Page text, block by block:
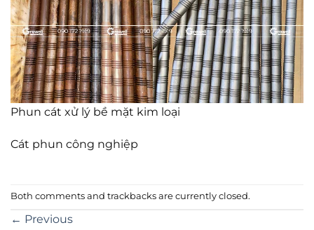
Phun cát xử lý bề mặt kim loại
Cát phun công nghiệp
Both comments and trackbacks are currently closed.
← Previous